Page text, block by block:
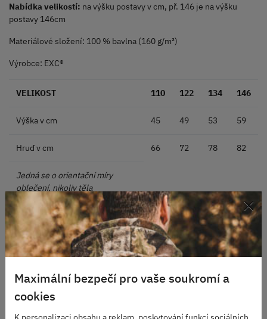
Nabídka velikostí: na výšku postavy v cm, př. 146 je na výšku
postavy 146cm
Materiálové složení: 100 % bavlna (160 g/m²)
Výrobce: EXC®
VELIKOST 110 122 134 146
Výška v cm 45 49 53 59
Hruď v cm 66 72 78 82
Jedná se o orientační míry
oblečení, nikoliv těla
×
Maximální bezpečí pro vaše soukromí a
cookies